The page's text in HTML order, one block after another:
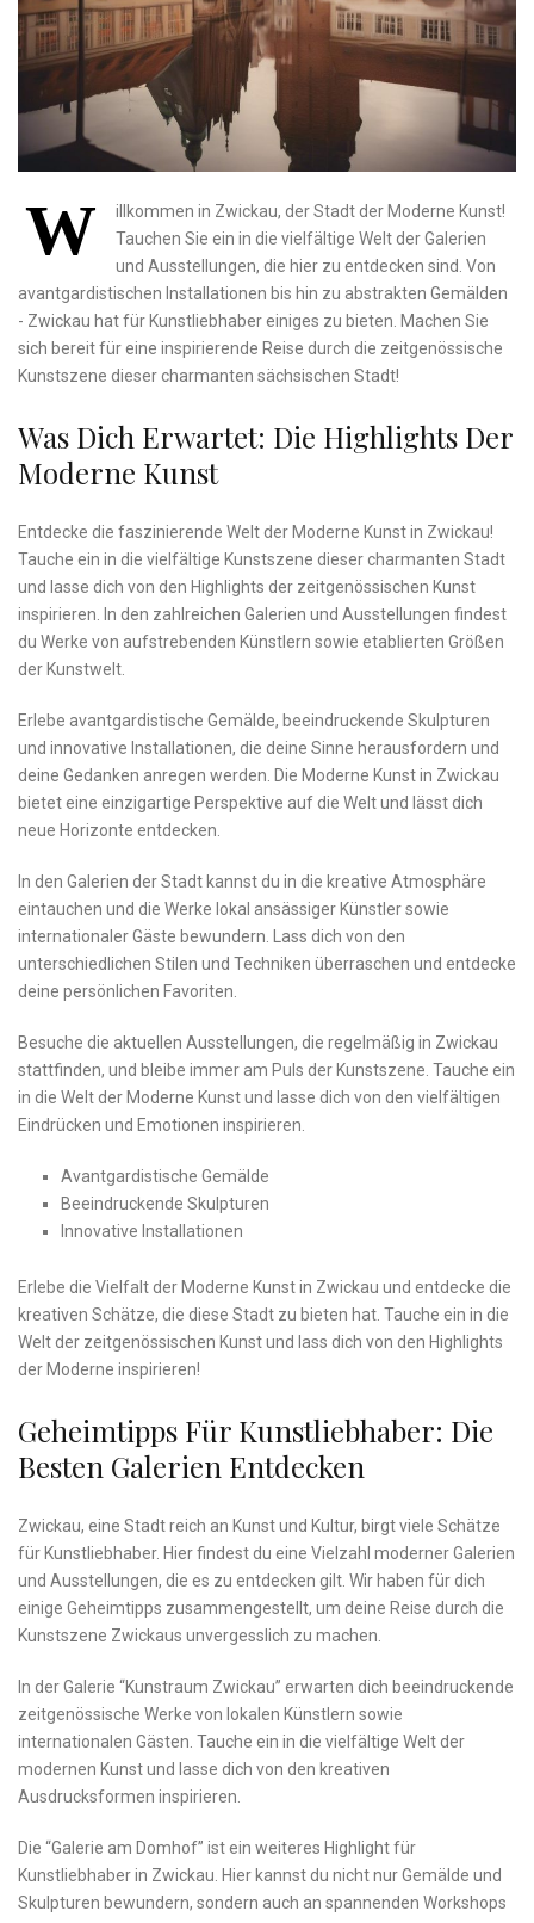
W
illkommen​ in Zwickau, der Stadt der Moderne Kunst!
Tauchen Sie ​ein in die vielfältige Welt der Galerien
und Ausstellungen, die hier zu entdecken sind. Von
avantgardistischen Installationen bis hin zu abstrakten Gemälden
‌- Zwickau hat für Kunstliebhaber einiges zu bieten. Machen Sie
sich ⁤bereit⁣ für eine inspirierende Reise durch die zeitgenössische
Kunstszene dieser charmanten sächsischen Stadt!
Was​ Dich​ Erwartet: Die ⁢Highlights Der
Moderne Kunst
Entdecke die faszinierende‌ Welt der Moderne Kunst in Zwickau!
Tauche ein in die vielfältige Kunstszene dieser charmanten Stadt
und⁢ lasse dich ‌von den Highlights ​der zeitgenössischen Kunst
inspirieren. In den zahlreichen Galerien und Ausstellungen findest
du Werke von ‌aufstrebenden ⁣Künstlern sowie etablierten Größen
der Kunstwelt.
Erlebe avantgardistische⁣ Gemälde,‌ beeindruckende Skulpturen
und innovative Installationen,​ die deine ​Sinne herausfordern und
deine Gedanken anregen werden. Die Moderne Kunst in ⁤Zwickau
bietet eine einzigartige Perspektive auf die Welt und lässt dich
neue⁤ Horizonte entdecken.
In den Galerien der⁢ Stadt⁤ kannst du in die kreative Atmosphäre ​
eintauchen und⁣ die Werke lokal ansässiger Künstler​ sowie
internationaler Gäste​ bewundern. Lass dich von den
unterschiedlichen Stilen und Techniken überraschen ⁢und entdecke
deine persönlichen Favoriten.
Besuche die ⁣aktuellen Ausstellungen, die regelmäßig in Zwickau
‌stattfinden, und bleibe immer am⁢ Puls der Kunstszene. ​Tauche ein
in ​die Welt der Moderne Kunst und lasse dich von den vielfältigen
Eindrücken und Emotionen inspirieren.
Avantgardistische Gemälde
Beeindruckende Skulpturen
Innovative Installationen
Erlebe die Vielfalt der Moderne ‌Kunst⁣ in Zwickau und entdecke ⁢die
⁢kreativen Schätze, die diese Stadt zu bieten hat. Tauche ‌ein‌ in die
Welt der zeitgenössischen Kunst und lass dich von ⁣den Highlights
der Moderne inspirieren!
Geheimtipps Für Kunstliebhaber: Die⁤
Besten ⁢Galerien Entdecken
Zwickau, eine Stadt reich an Kunst und Kultur, birgt viele Schätze ​
für Kunstliebhaber. Hier ‍findest du‍ eine Vielzahl moderner Galerien
und‌ Ausstellungen, die es zu entdecken gilt. ​Wir haben für dich
einige Geheimtipps zusammengestellt, um ​deine Reise durch die
Kunstszene Zwickaus unvergesslich zu machen.
In der Galerie “Kunstraum​ Zwickau” erwarten dich beeindruckende
zeitgenössische Werke von lokalen Künstlern sowie
⁣internationalen​ Gästen. Tauche ein in die‍ vielfältige Welt der
modernen Kunst und lasse dich von⁢ den kreativen
Ausdrucksformen‌ inspirieren.
Die “Galerie am​ Domhof” ist ein weiteres ⁤Highlight⁢ für
Kunstliebhaber‍ in Zwickau. Hier kannst du ⁢nicht nur Gemälde und
Skulpturen bewundern, sondern auch ‌an spannenden Workshops